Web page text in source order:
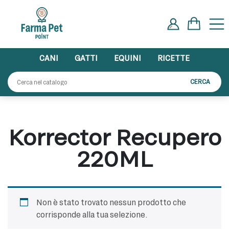
content
CANI GATTI EQUINI
RICETTE
CERCA
Korrector Recupero
220ML
Non è stato trovato nessun prodotto che
corrisponde alla tua selezione.